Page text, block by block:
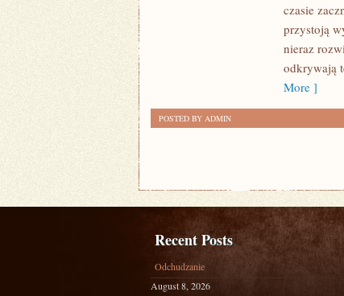
PROFESJONALNYCH
FRYZJERSKICH
ZNAJDZIEMY
czasie
przystoją
nieraz
odkrywają
More ]
POSTED BY ADMIN
Recent Posts
Odchudzanie
August 8, 2026